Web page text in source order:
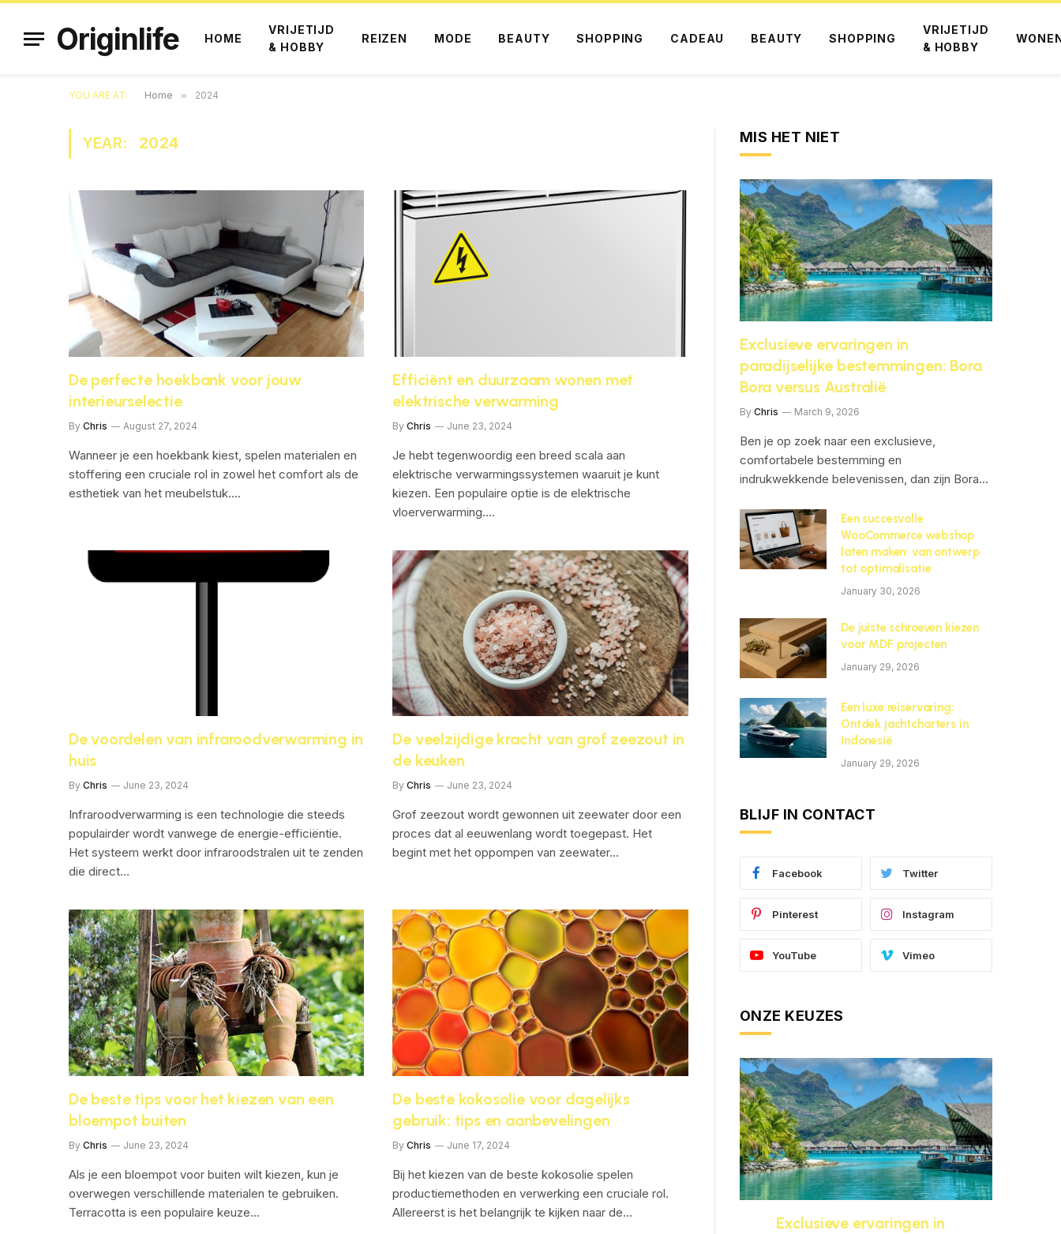
Originlife HOME
VRIJETIJD
& HOBBY
REIZEN MODE BEAUTY SHOPPING CADEAU BEAUTY SHOPPING
VRIJETIJD
& HOBBY
YOU ARE AT: Home » 2024
YEAR: 2024
De perfecte hoekbank voor jouw
interieurselectie
By Chris August 27, 2024
Wanneer je een hoekbank kiest, spelen materialen en
stoffering een cruciale rol in zowel het comfort als de
esthetiek van het meubelstuk.…
Efficiënt en duurzaam wonen met
elektrische verwarming
By Chris June 23, 2024
Je hebt tegenwoordig een breed scala aan
elektrische verwarmingssystemen waaruit je kunt
kiezen. Een populaire optie is de elektrische
vloerverwarming.…
De voordelen van infraroodverwarming in
huis
By Chris June 23, 2024
Infraroodverwarming is een technologie die steeds
populairder wordt vanwege de energie-efficiëntie.
Het systeem werkt door infraroodstralen uit te zenden
die direct…
De veelzijdige kracht van grof zeezout in
de keuken
By Chris June 23, 2024
Grof zeezout wordt gewonnen uit zeewater door een
proces dat al eeuwenlang wordt toegepast. Het
begint met het oppompen van zeewater…
De beste tips voor het kiezen van een
bloempot buiten
By Chris June 23, 2024
Als je een bloempot voor buiten wilt kiezen, kun je
overwegen verschillende materialen te gebruiken.
Terracotta is een populaire keuze…
De beste kokosolie voor dagelijks
gebruik: tips en aanbevelingen
By Chris June 17, 2024
Bij het kiezen van de beste kokosolie spelen
productiemethoden en verwerking een cruciale rol.
Allereerst is het belangrijk te kijken naar de…
MIS HET NIET
Exclusieve ervaringen in
paradijselijke bestemmingen: Bora
Bora versus Australië
By Chris March 9, 2026
Ben je op zoek naar een exclusieve,
comfortabele bestemming en
indrukwekkende belevenissen, dan zijn Bora…
Een succesvolle
WooCommerce webshop
laten maken: van ontwerp
tot optimalisatie
January 30, 2026
De juiste schroeven kiezen
voor MDF projecten
January 29, 2026
Een luxe reiservaring:
Ontdek jachtcharters in
Indonesië
January 29, 2026
BLIJF IN CONTACT
Facebook Twitter
Pinterest Instagram
YouTube Vimeo
ONZE KEUZES
Exclusieve ervaringen in